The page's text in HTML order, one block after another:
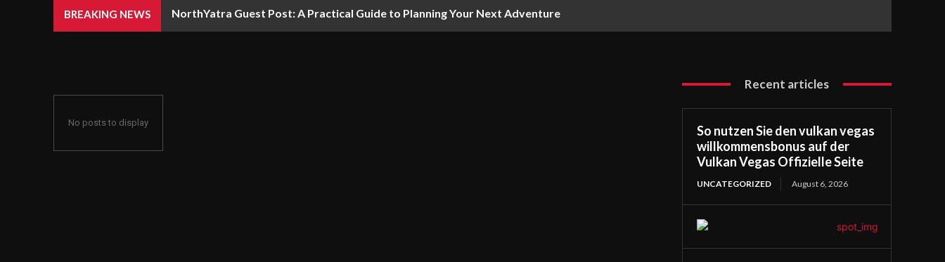
BREAKING NEWS NorthYatra Guest Post: A Practical Guide to Planning Your Next Adventure
No posts to display
Recent articles
So nutzen Sie den vulkan vegas
willkommensbonus auf der
Vulkan Vegas Offizielle Seite
UNCATEGORIZED August 6, 2026